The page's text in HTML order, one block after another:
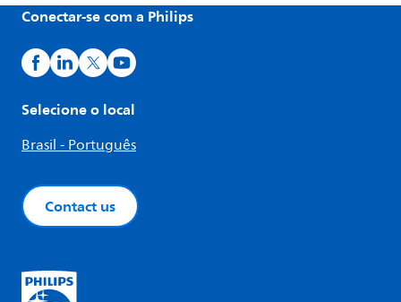
Conectar-se com a Philips
Selecione o local
Brasil - Português
Contact us